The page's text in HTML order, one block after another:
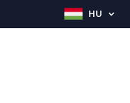
HU